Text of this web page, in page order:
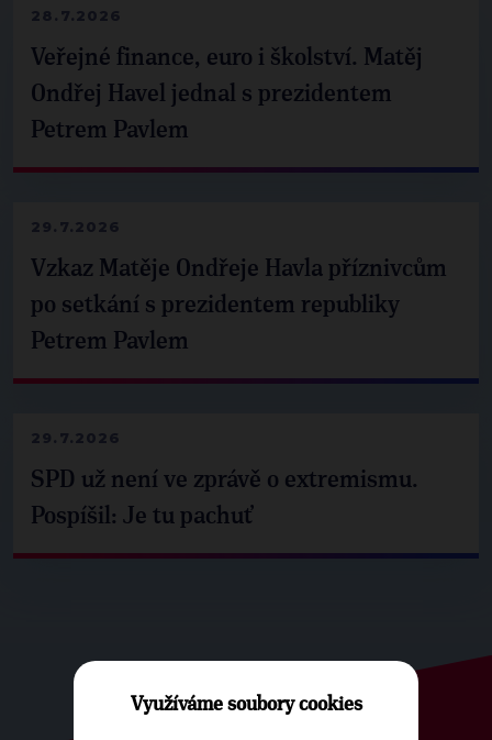
28.7.2026
Veřejné finance, euro i školství. Matěj
Ondřej Havel jednal s prezidentem
Petrem Pavlem
29.7.2026
Vzkaz Matěje Ondřeje Havla příznivcům
po setkání s prezidentem republiky
Petrem Pavlem
29.7.2026
SPD už není ve zprávě o extremismu.
Pospíšil: Je tu pachuť
Využíváme soubory cookies